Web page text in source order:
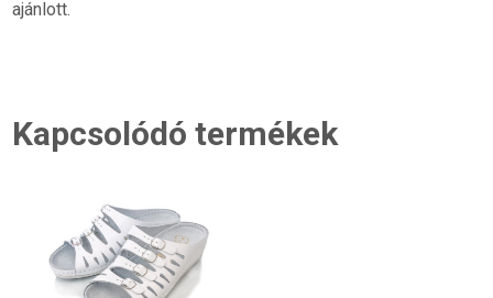
ajánlott.
Kapcsolódó termékek